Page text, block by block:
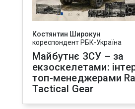
Костянтин Широкун
кореспондент РБК-Україна
Майбутнє ЗСУ – за
екзоскелетами:
топ-менеджерами
Tactical Gear